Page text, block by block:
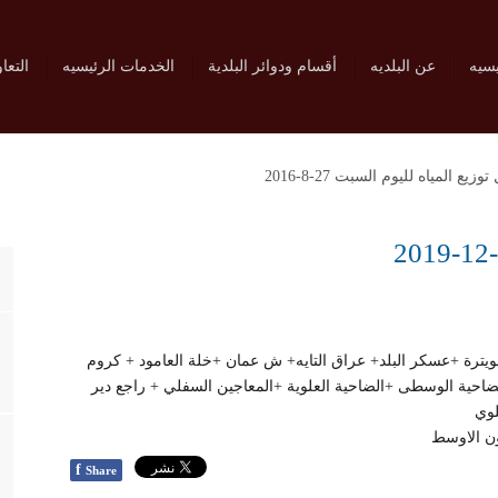
عن البلديه أقسام ودوائر البلدية الخدمات الرئيسيه
المياه لليوم السبت 27-8-2016
+عسكر البلد+ عراق التايه+ ش عمان +خلة العامود + كروم
+ قرية الجنيد+ التعاون +السفلي ش 24 +الضاحية الوسطى +الضاحية العلوية +المعاجين السفلي + راجع دير
f Share